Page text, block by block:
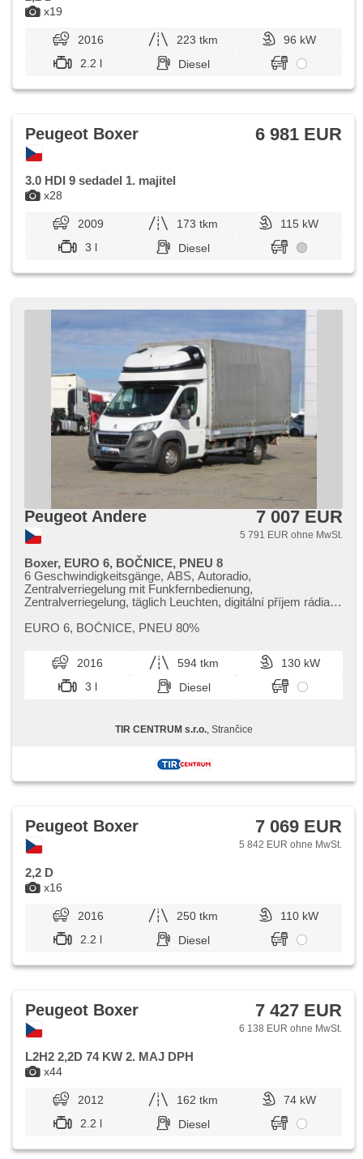
x19
2016 223 tkm
96 kW
2.2 l
Diesel
x28
Peugeot Boxer 6 981 EUR
3.0 HDI 9 sedadel 1. majitel
2009 173 tkm
115 kW
3 l
Diesel
Peugeot Andere 7 007 EUR
5 791 EUR ohne MwSt.
Boxer, EURO 6, BOČNICE, PNEU 8
6 Geschwindigkeitsgänge, ABS, Autoradio,
Zentralverriegelung mit Funkfernbedienung,
Zentralverriegelung, täglich Leuchten, digitální příjem rádia
Klimaanlage, Handgetriebe, Nebelscheinwerfer,
erfüllt 'EURO VI', Servolenkung, Antriebsschlupfregelung
(ASR), Fahrgestell Niveauregulierung, Elektronisches
Stabilitätsprogramm (ESP), Tachograph, Tempomat,
Außenthermometer, höheneinstellbare Fahrersitz
EURO 6,​ BOČNICE,​ PNEU 80%
2016 594 tkm
130 kW
3 l
Diesel
TIR CENTRUM s.r.o., Strančice
x16
Peugeot Boxer 7 069 EUR
5 842 EUR ohne MwSt.
2,2 D
2016 250 tkm
110 kW
2.2 l
Diesel
x44
Peugeot Boxer 7 427 EUR
6 138 EUR ohne MwSt.
L2H2 2,2D 74 KW 2. MAJ DPH
2012 162 tkm
74 kW
2.2 l
Diesel